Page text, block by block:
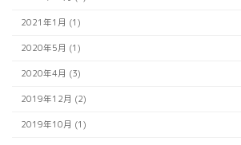
2021年1月 (1)
2020年5月 (1)
2020年4月 (3)
2019年12月 (2)
2019年10月 (1)